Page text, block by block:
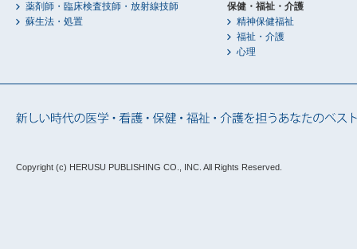
薬剤師・臨床検査技師・放射線技師
蘇生法・処置
保健・福祉・介護
精神保健福祉
福祉・介護
心理
Copyright (c) HERUSU PUBLISHING CO., INC. All Rights Reserved.